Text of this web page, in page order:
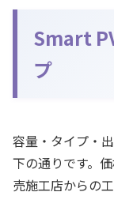
Smart
プ
容量・タイプ・
下の通りです。
売施工店からの